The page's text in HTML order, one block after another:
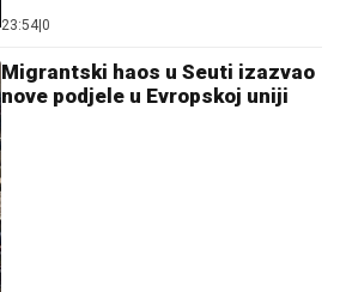
23:54 0
Migrantski haos u Seuti izazvao
nove podjele u Evropskoj uniji